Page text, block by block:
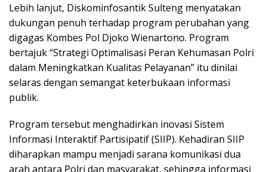
Lebih lanjut, Diskominfosantik Sulteng menyatakan
dukungan penuh terhadap program perubahan yang
digagas Kombes Pol Djoko Wienartono. Program
bertajuk “Strategi Optimalisasi Peran Kehumasan Polri
dalam Meningkatkan Kualitas Pelayanan” itu dinilai
selaras dengan semangat keterbukaan informasi
publik.
Program tersebut menghadirkan inovasi Sistem
Informasi Interaktif Partisipatif (SIIP). Kehadiran SIIP
diharapkan mampu menjadi sarana komunikasi dua
arah antara Polri dan masyarakat, sehingga informasi